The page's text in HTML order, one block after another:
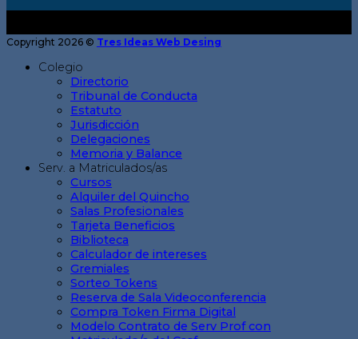
Copyright 2026 © Tres Ideas Web Desing
Colegio
Directorio
Tribunal de Conducta
Estatuto
Jurisdicción
Delegaciones
Memoria y Balance
Serv. a Matriculados/as
Cursos
Alquiler del Quincho
Salas Profesionales
Tarjeta Beneficios
Biblioteca
Calculador de intereses
Gremiales
Sorteo Tokens
Reserva de Sala Videoconferencia
Compra Token Firma Digital
Modelo Contrato de Serv Prof con